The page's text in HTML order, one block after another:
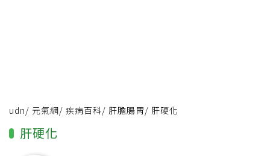
udn/ 元氣網/ 疾病百科/ 肝膽腸胃/ 肝硬化
肝硬化